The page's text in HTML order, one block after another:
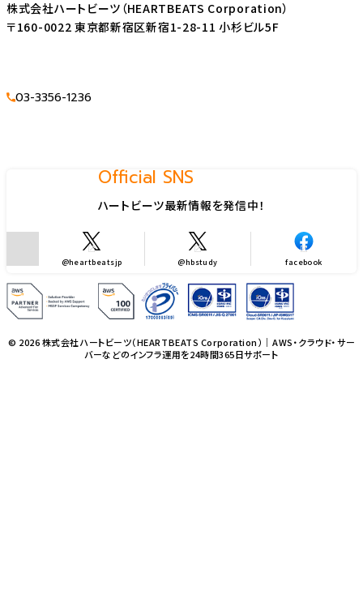
株式会社ハートビーツ（HEARTBEATS Corporation）
〒160-0022 東京都新宿区新宿1-28-11 小杉ビル5F
03-3356-1236
Official SNS
ハートビーツ最新情報を発信中！
@heartbeatsjp @hbstudy facebook
© 2026 株式会社ハートビーツ（HEARTBEATS Corporation）｜AWS・クラウド・サー
バーなどのインフラ運用を24時間365日サポート